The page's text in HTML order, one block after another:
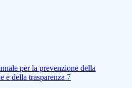
per la prevenzione della
e della trasparenza 7